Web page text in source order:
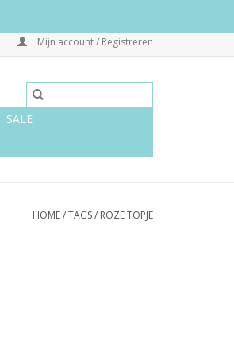
Mijn account / Registreren
SALE
HOME/TAGS/ ROZE TOPJE